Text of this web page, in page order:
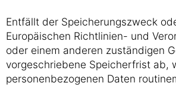
Entfällt der Speicherungszweck
Europäischen Richtlinien- und
oder einem anderen zuständigen
vorgeschriebene Speicherfrist ab,
personenbezogenen Daten